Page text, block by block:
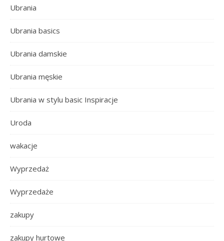
Ubrania
Ubrania basics
Ubrania damskie
Ubrania męskie
Ubrania w stylu basic Inspiracje
Uroda
wakacje
Wyprzedaż
Wyprzedaże
zakupy
zakupy hurtowe